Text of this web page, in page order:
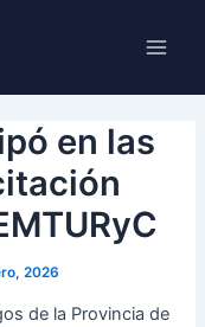
en las
2026
de la Provincia de